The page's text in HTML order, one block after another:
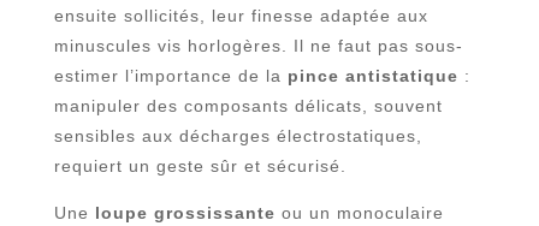
ensuite sollicités, leur finesse adaptée aux
minuscules vis horlogères. Il ne faut pas sous-
estimer l’importance de la pince antistatique :
manipuler des composants délicats, souvent
sensibles aux décharges électrostatiques,
requiert un geste sûr et sécurisé.
Une loupe grossissante ou un monoculaire